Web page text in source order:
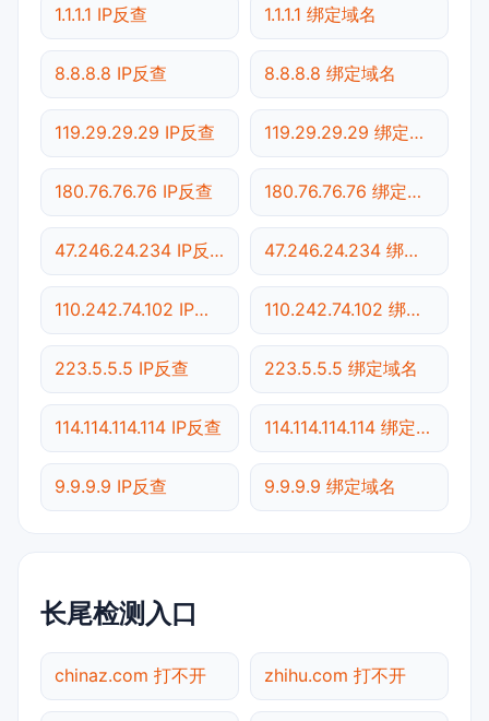
1.1.1.1 IP反查 1.1.1.1 绑定域名
8.8.8.8 IP反查 8.8.8.8 绑定域名
119.29.29.29 IP反查 119.29.29.29 绑定域名
180.76.76.76 IP反查 180.76.76.76 绑定域名
47.246.24.234 IP反查 47.246.24.234 绑定域名
110.242.74.102 IP反查 110.242.74.102 绑定域名
223.5.5.5 IP反查 223.5.5.5 绑定域名
114.114.114.114 IP反查 114.114.114.114 绑定域名
9.9.9.9 IP反查 9.9.9.9 绑定域名
长尾检测入口
chinaz.com 打不开 zhihu.com 打不开